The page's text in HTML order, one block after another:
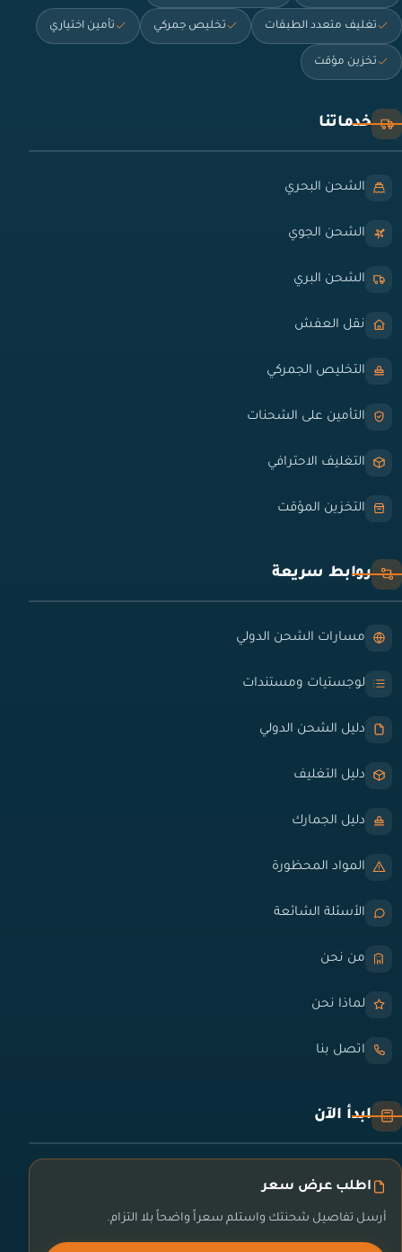
تغليف متعدد الطبقات تخليص جمركي تأمين اختياري
تخزين مؤقت
خدماتنا
الشحن البحري
الشحن الجوي
الشحن البري
نقل العفش
التخليص الجمركي
التأمين على الشحنات
التغليف الاحترافي
التخزين المؤقت
روابط سريعة
مسارات الشحن الدولي
لوجستيات ومستندات
دليل الشحن الدولي
دليل التغليف
دليل الجمارك
المواد المحظورة
الأسئلة الشائعة
من نحن
لماذا نحن
اتصل بنا
ابدأ الآن
اطلب عرض سعر
أرسل تفاصيل شحنتك واستلم سعراً واضحاً بلا التزام.